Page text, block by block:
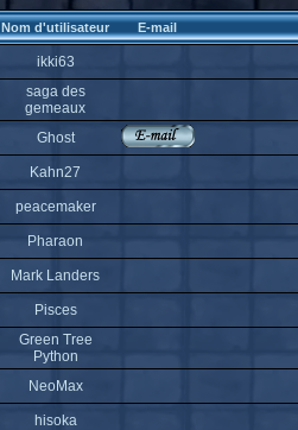
Nom d'utilisateur E-mail
ikki63
saga des
gemeaux
Ghost
Kahn27
peacemaker
Pharaon
Mark Landers
Pisces
Green Tree
Python
NeoMax
hisoka